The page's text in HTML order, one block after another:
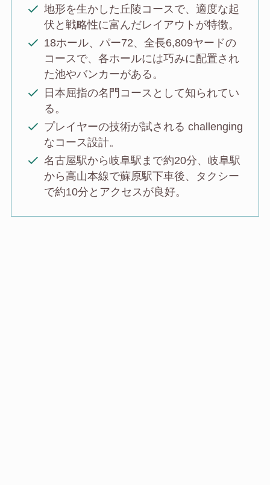
地形を生かした丘陵コースで、適度な起
伏と戦略性に富んだレイアウトが特徴。
18ホール、パー72、全長6,809ヤードの
コースで、各ホールには巧みに配置され
た池やバンカーがある。
日本屈指の名門コースとして知られてい
る。
プレイヤーの技術が試される challenging
なコース設計。
名古屋駅から岐阜駅まで約20分、岐阜駅
から高山本線で蘇原駅下車後、タクシー
で約10分とアクセスが良好。